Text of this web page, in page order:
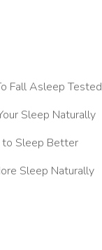
Fall Asleep Tested
Sleep Naturally
Sleep Better
Sleep Naturally